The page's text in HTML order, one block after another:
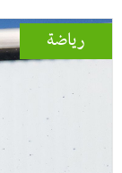
رياضة